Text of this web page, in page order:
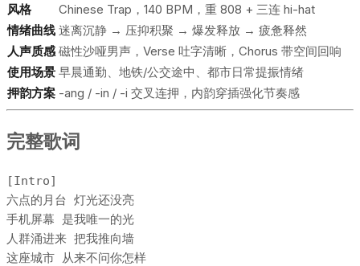
风格
Chinese Trap，140 BPM，重 808 + 三连 hi-hat
情绪曲线 迷离沉静 → 压抑积聚 → 爆发释放 → 疲惫释然
人声质感 磁性沙哑男声，Verse 吐字清晰，Chorus 带空间回响
使用场景 早晨通勤、地铁/公交途中、都市日常提振情绪
押韵方案 -ang / -in / -i 交叉连押，内韵穿插强化节奏感
完整歌词
[Intro]
六点的月台 灯光还没亮
手机屏幕 是我唯一的光
人群涌进来 把我推向墙
这座城市 从来不问你怎样